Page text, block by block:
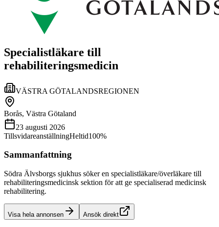
Specialistläkare till
rehabiliteringsmedicin
VÄSTRA GÖTALANDSREGIONEN
Borås, Västra Götaland
23 augusti 2026
TillsvidareanställningHeltid100%
Sammanfattning
Södra Älvsborgs sjukhus söker en specialistläkare/överläkare till
rehabiliteringsmedicinsk sektion för att ge specialiserad medicinsk
rehabilitering.
Visa hela annonsen Ansök direkt